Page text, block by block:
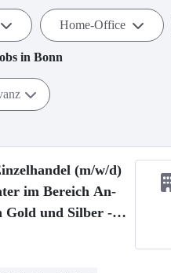
Home-Office
in Bonn
(m/w/d)
im Bereich An-
Gold und Silber -
Teilzeit)